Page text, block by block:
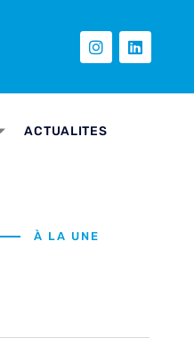
ACTUALITES
À LA UNE